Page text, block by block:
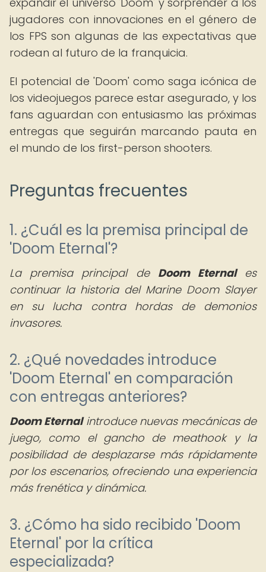
jugadores con innovaciones en el género de
los FPS son algunas de las expectativas que
rodean al futuro de la franquicia.
El potencial de 'Doom' como saga icónica de
los videojuegos parece estar asegurado, y los
fans aguardan con entusiasmo las próximas
entregas que seguirán marcando pauta en
el mundo de los first-person shooters.
Preguntas frecuentes
1. ¿Cuál es la premisa principal de
'Doom Eternal'?
La premisa principal de Doom Eternales
continuar la historia del Marine Doom Slayer
en su lucha contra hordas de demonios
invasores.
2. ¿Qué novedades introduce
'Doom Eternal' en comparación
con entregas anteriores?
Doom Eternalintroduce nuevas mecánicas de
juego, como el gancho de meathook y la
posibilidad de desplazarse más rápidamente
por los escenarios, ofreciendo una experiencia
más frenética y dinámica.
3. ¿Cómo ha sido recibido 'Doom
Eternal' por la crítica
especializada?